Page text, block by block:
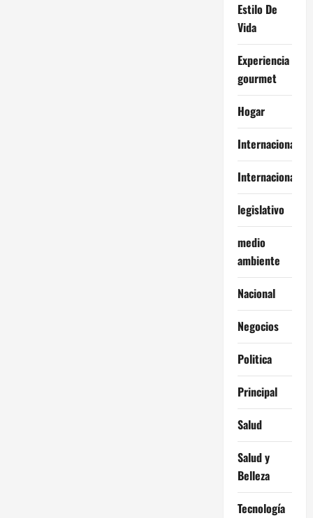
Estilo De
Vida
Experiencia
gourmet
Hogar
Internacional
Internacionales
legislativo
medio
ambiente
Nacional
Negocios
Politica
Principal
Salud
Salud y
Belleza
Tecnología